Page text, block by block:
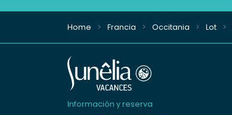
Home Francia Occitania Lot
Información y reserva